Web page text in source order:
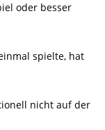
oder besser
spielte, hat
nicht auf der